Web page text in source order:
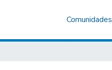
Comunidades